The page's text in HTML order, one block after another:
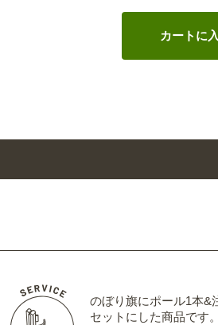
カートに
のぼり旗にポール1本&
セットにした商品です。